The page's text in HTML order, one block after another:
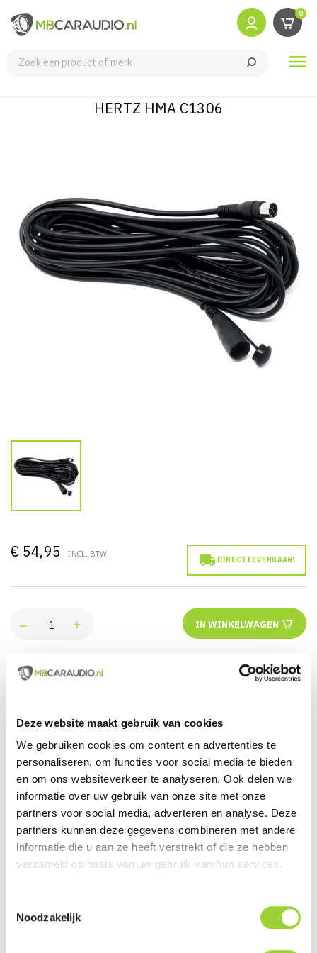
Deze website maakt gebruik van cookies
We gebruiken cookies om content en advertenties te
personaliseren, om functies voor social media te bieden
en om ons websiteverkeer te analyseren. Ook delen we
informatie over uw gebruik van onze site met onze
partners voor social media, adverteren en analyse. Deze
partners kunnen deze gegevens combineren met andere
informatie die u aan ze heeft verstrekt of die ze hebben
verzameld op basis van uw gebruik van hun services.
Noodzakelijk
0

HERTZ HMA C1306
€ 54,95 INCL. BTW  DIRECT LEVERBAAR!
IN WINKELWAGEN
Actueel en veelzijdig aanbod van producten
Officieel en erkende merkdealer
Gratis verzending vanaf € 99,00 euro (NL)
Servicegericht met kwaliteit boven kwantiteit
Internationaal verzonden met DHL en PostNL
Deskundig advies, telefonisch en per e-mail
Gemiddelde klantbeoordeling van 9,5 / 10